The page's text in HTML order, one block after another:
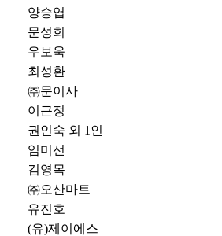
양승엽
문성희
우보욱
최성환
㈜문이사
이근정
권인숙 외 1인
임미선
김영목
㈜오산마트
유진호
(유)제이에스